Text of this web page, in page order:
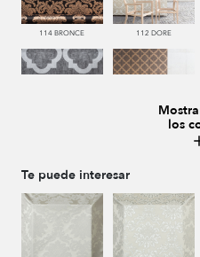
114 BRONCE 112 DORE
991 PLATA
los
Te puede interesar